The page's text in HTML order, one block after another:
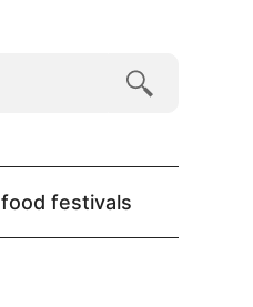
food festivals